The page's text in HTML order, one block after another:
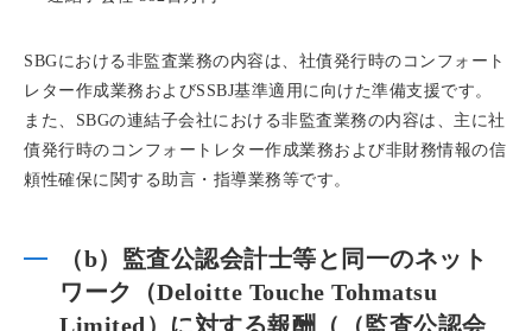
SBGにおける非監査業務の内容は、社債発行時のコンフォート
レター作成業務およびSSBJ基準適用に向けた準備支援です。
また、SBGの連結子会社における非監査業務の内容は、主に社
債発行時のコンフォートレター作成業務および非財務情報の信
頼性確保に関する助言・指導業務等です。
（b）監査公認会計士等と同一のネット
ワーク（Deloitte Touche Tohmatsu
Limited）に対する報酬（（監査公認会